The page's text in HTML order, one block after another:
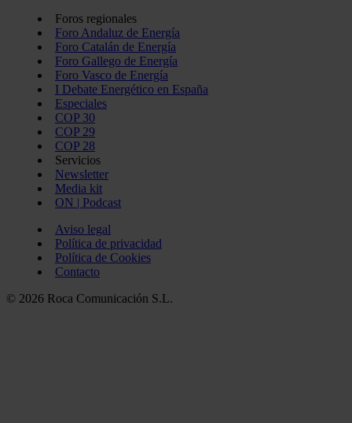
Foros regionales
Foro Andaluz de Energía
Foro Catalán de Energía
Foro Gallego de Energía
Foro Vasco de Energía
I Debate Energético en España
Especiales
COP 30
COP 29
COP 28
Servicios
Newsletter
Media kit
ON | Podcast
Aviso legal
Política de privacidad
Política de Cookies
Contacto
© 2026 Roca Comunicación S.L.